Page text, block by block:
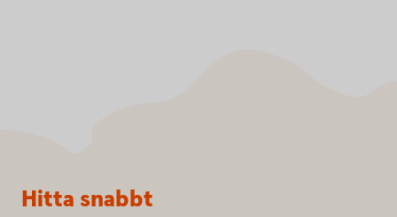
Sidfot
Hitta snabbt